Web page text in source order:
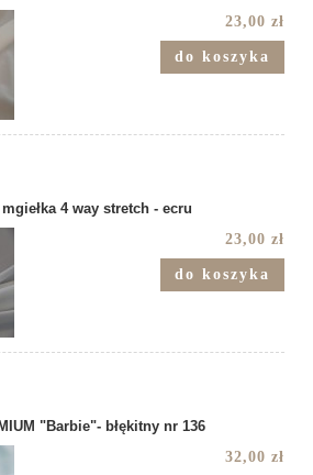
23,00 zł
do koszyka
4 way stretch - ecru
23,00 zł
do koszyka
"Barbie"- błękitny nr 136
32,00 zł